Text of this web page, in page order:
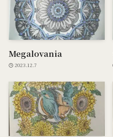
Megalovania
2023.12.7